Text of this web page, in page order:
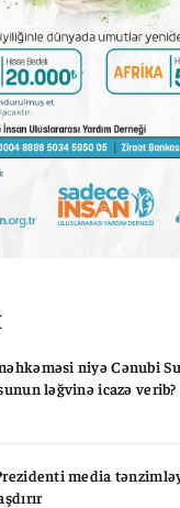
niyə Cənubi
ləğvinə icazə verib?
media